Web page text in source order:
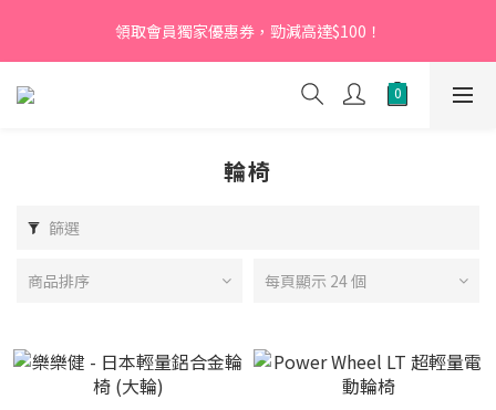
【新會員】即日起至2026月12月31日，首次下單輸入優惠碼
「NEW95」即可享95折
領取會員獨家優惠券，勁減高達$100！
【新會員】即日起至2026月12月31日，首次下單輸入優惠碼
「NEW95」即可享95折
輪椅
篩選
商品排序 每頁顯示 24 個